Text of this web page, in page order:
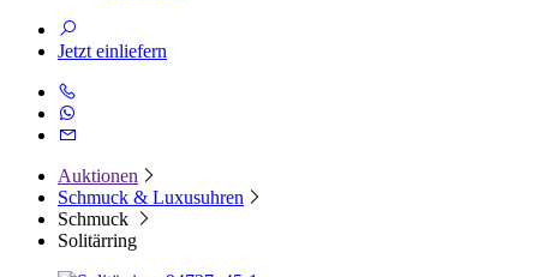
Jetzt einliefern
Auktionen
Schmuck & Luxusuhren
Schmuck
Solitärring